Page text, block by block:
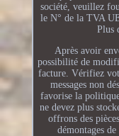
société, veuillez
le N° de la TVA
Plus
Après avoir
possibilité de
facture. Vérifiez
messages non
favorise la
ne devez plus
offrons des
démontages